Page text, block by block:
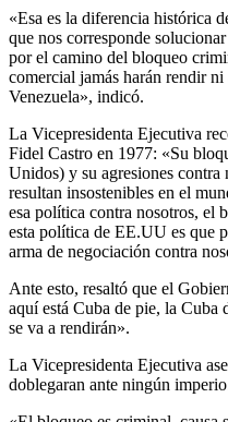
«Esa es la diferencia histórica
que nos corresponde
por el camino del bloqueo
comercial jamás harán rendir
Venezuela», indicó.
La Vicepresidenta Ejecutiva
Fidel Castro en 1977: «Su
Unidos) y su agresiones contra
resultan insostenibles en el
esa política contra nosotros, el
esta política de EE.UU es que
arma de negociación contra
Ante esto, resaltó que el
aquí está Cuba de pie, la Cuba
se va a rendirán».
La Vicepresidenta Ejecutiva
doblegaran ante ningún